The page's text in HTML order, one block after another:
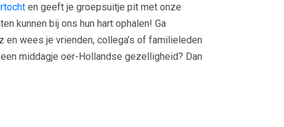
en geeft je groepsuitje pit met onze
kunnen bij ons hun hart ophalen! Ga
wees je vrienden, collega’s of familieleden
middagje oer-Hollandse gezelligheid? Dan